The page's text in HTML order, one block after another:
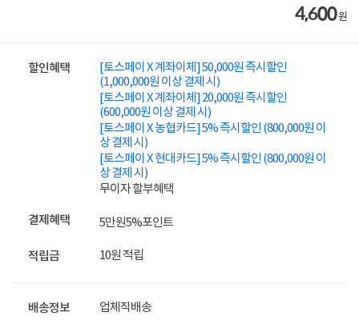
4,600원
할인혜택
[토스페이 X 계좌이체] 50,000원 즉시할인
(1,000,000원 이상 결제 시)
[토스페이 X 계좌이체] 20,000원 즉시할인
(600,000원 이상 결제 시)
[토스페이 X 농협카드] 5% 즉시할인 (800,000원 이
상 결제 시)
[토스페이 X 현대카드] 5% 즉시할인 (800,000원 이
상 결제 시)
무이자 할부혜택
결제혜택 5만원5%포인트
적립금 10원 적립
배송정보 업체직배송